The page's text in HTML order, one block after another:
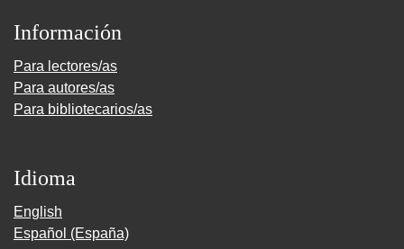
Información
Para lectores/as
Para autores/as
Para bibliotecarios/as
Idioma
English
Español (España)